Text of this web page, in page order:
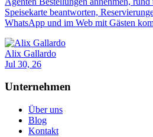
Speisekarte beantworten,
WhatsApp und im Web mit Gästen
Alix Gallardo
Jul 30, 26
Unternehmen
Über uns
Blog
Kontakt